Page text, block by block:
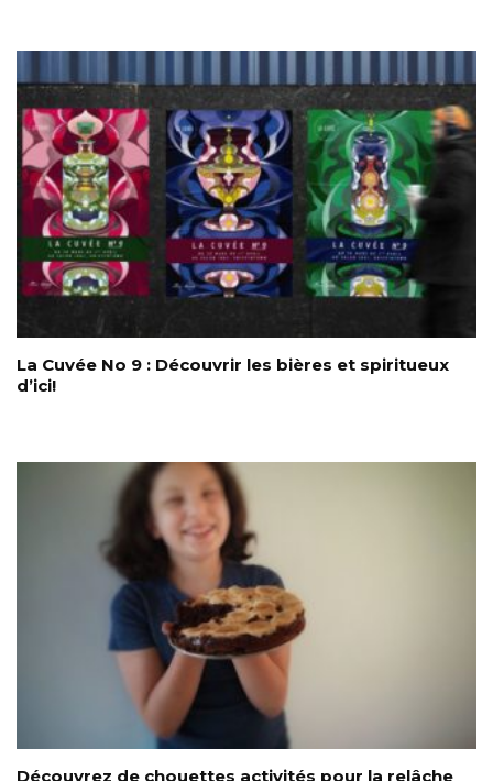
La Cuvée No 9 : Découvrir les bières et spiritueux
d’ici!
Découvrez de chouettes activités pour la relâche